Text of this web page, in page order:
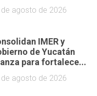
agosto de 2026
IMER y
de Yucatán
para fortalece...
agosto de 2026